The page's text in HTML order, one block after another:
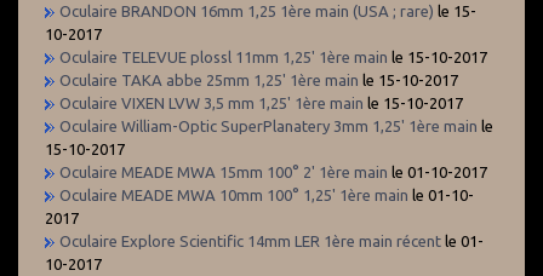
Oculaire BRANDON 16mm 1,25 1ère main (USA ; rare) le 15-
10-2017
Oculaire TELEVUE plossl 11mm 1,25' 1ère main le 15-10-2017
Oculaire TAKA abbe 25mm 1,25' 1ère main le 15-10-2017
Oculaire VIXEN LVW 3,5 mm 1,25' 1ère main le 15-10-2017
Oculaire William-Optic SuperPlanatery 3mm 1,25' 1ère main le
15-10-2017
Oculaire MEADE MWA 15mm 100° 2' 1ère main le 01-10-2017
Oculaire MEADE MWA 10mm 100° 1,25' 1ère main le 01-10-
2017
Oculaire Explore Scientific 14mm LER 1ère main récent le 01-
10-2017